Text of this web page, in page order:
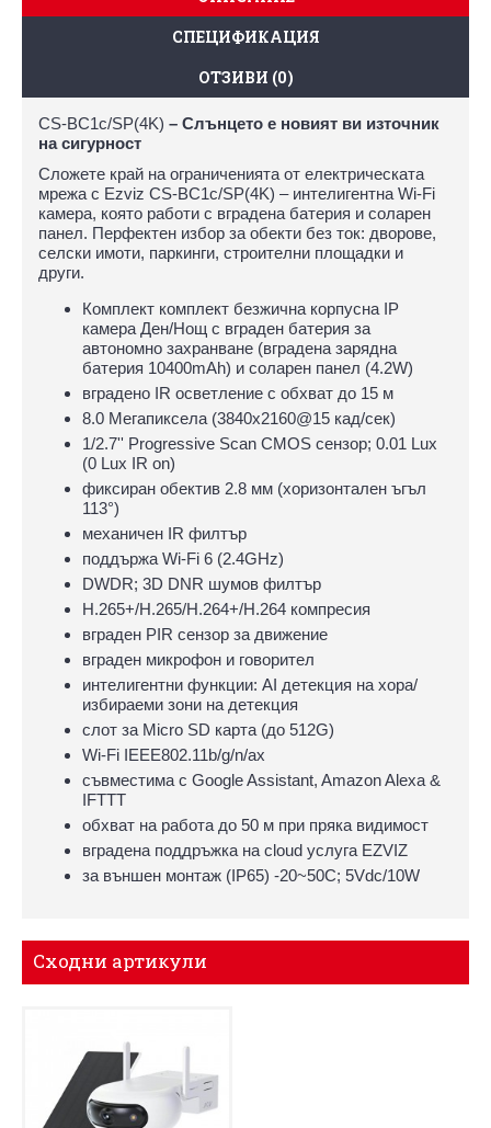
СПЕЦИФИКАЦИЯ
ОТЗИВИ (0)
CS-BC1c/SP(4K) – Слънцето е новият ви източник
на сигурност
Сложете край на ограниченията от електрическата
мрежа с Ezviz CS-BC1c/SP(4K) – интелигентна Wi-Fi
камера, която работи с вградена батерия и соларен
панел. Перфектен избор за обекти без ток: дворове,
селски имоти, паркинги, строителни площадки и
други.
Комплект комплект безжична корпусна IP
камера Ден/Нощ с вграден батерия за
автономно захранване (вградена зарядна
батерия 10400mAh) и соларен панел (4.2W)
вградено IR осветление с обхват до 15 м
8.0 Мегапиксела (3840x2160@15 кад/сек)
1/2.7'' Progressive Scan CMOS сензор; 0.01 Lux
(0 Lux IR on)
фиксиран обектив 2.8 мм (хоризонтален ъгъл
113°)
механичен IR филтър
поддържа Wi-Fi 6 (2.4GHz)
DWDR; 3D DNR шумов филтър
H.265+/H.265/H.264+/H.264 компресия
вграден PIR сензор за движение
вграден микрофон и говорител
интелигентни функции: AI детекция на хора/
избираеми зони на детекция
слот за Micro SD карта (до 512G)
Wi-Fi IEEE802.11b/g/n/ax
съвместима с Google Assistant, Amazon Alexa &
IFTTT
обхват на работа до 50 м при пряка видимост
вградена поддръжка на cloud услуга EZVIZ
за външен монтаж (IP65) -20~50C; 5Vdc/10W
Сходни артикули